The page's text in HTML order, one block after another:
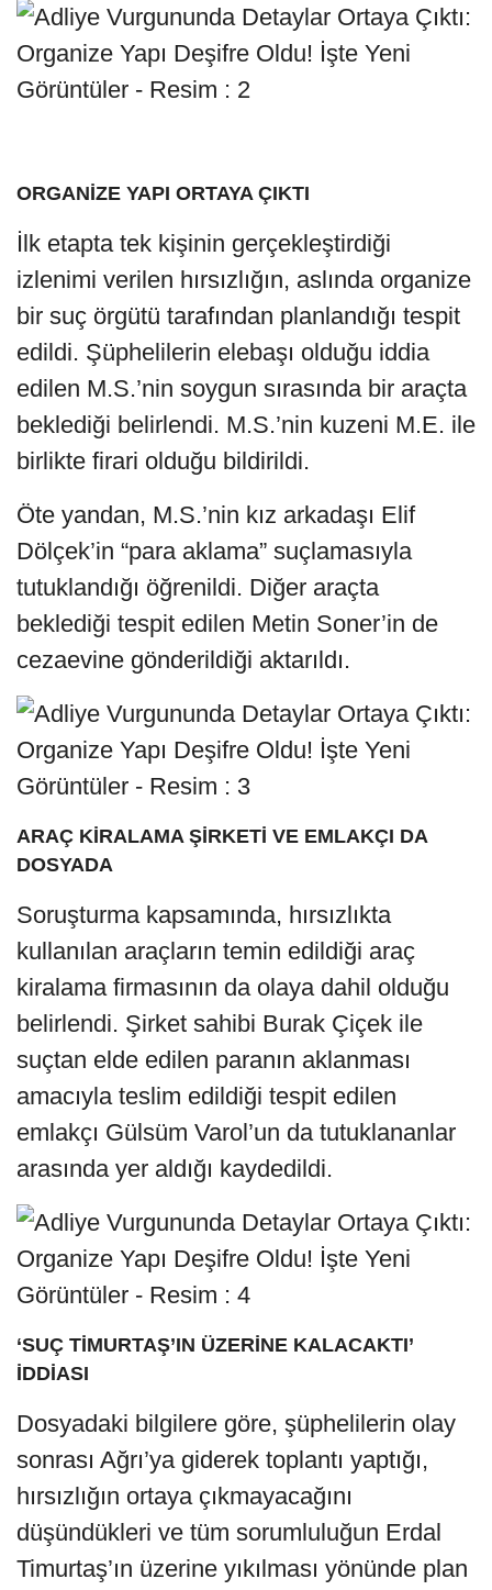
ORGANİZE YAPI ORTAYA ÇIKTI
İlk etapta tek kişinin gerçekleştirdiği
izlenimi verilen hırsızlığın, aslında organize
bir suç örgütü tarafından planlandığı tespit
edildi. Şüphelilerin elebaşı olduğu iddia
edilen M.S.’nin soygun sırasında bir araçta
beklediği belirlendi. M.S.’nin kuzeni M.E. ile
birlikte firari olduğu bildirildi.
Öte yandan, M.S.’nin kız arkadaşı Elif
Dölçek’in “para aklama” suçlamasıyla
tutuklandığı öğrenildi. Diğer araçta
beklediği tespit edilen Metin Soner’in de
cezaevine gönderildiği aktarıldı.
ARAÇ KİRALAMA ŞİRKETİ VE EMLAKÇI DA
DOSYADA
Soruşturma kapsamında, hırsızlıkta
kullanılan araçların temin edildiği araç
kiralama firmasının da olaya dahil olduğu
belirlendi. Şirket sahibi Burak Çiçek ile
suçtan elde edilen paranın aklanması
amacıyla teslim edildiği tespit edilen
emlakçı Gülsüm Varol’un da tutuklananlar
arasında yer aldığı kaydedildi.
‘SUÇ TİMURTAŞ’IN ÜZERİNE KALACAKTI’
İDDİASI
Dosyadaki bilgilere göre, şüphelilerin olay
sonrası Ağrı’ya giderek toplantı yaptığı,
hırsızlığın ortaya çıkmayacağını
düşündükleri ve tüm sorumluluğun Erdal
Timurtaş’ın üzerine yıkılması yönünde plan